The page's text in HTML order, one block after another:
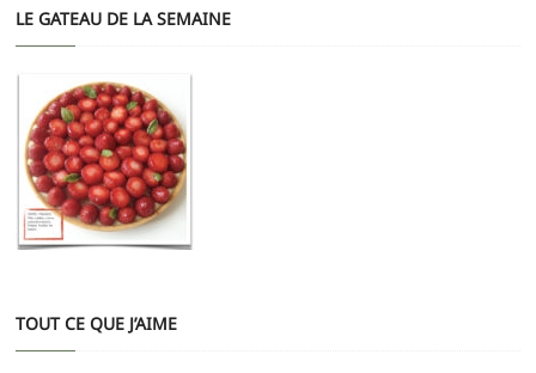
LE GATEAU DE LA SEMAINE
TOUT CE QUE J’AIME